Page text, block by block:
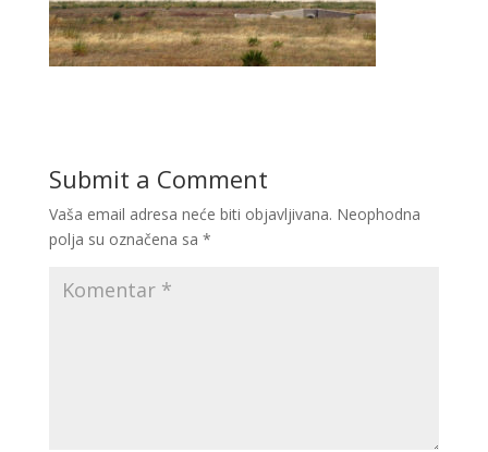
Submit a Comment
Vaša email adresa neće biti objavljivana. Neophodna
polja su označena sa *